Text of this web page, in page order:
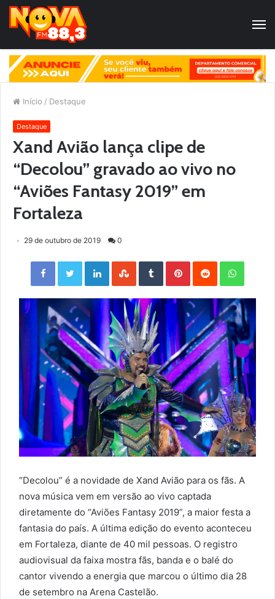
Início / Destaque
Destaque
Xand Avião lança clipe de
“Decolou” gravado ao vivo no
“Aviões Fantasy 2019” em
Fortaleza
29 de outubro de 2019 0
Facebook Twitter LinkedIn StumbleUpon Tumblr Pinterest Reddit
“Decolou” é a novidade de Xand Avião para os fãs. A
nova música vem em versão ao vivo captada
diretamente do “Aviões Fantasy 2019”, a maior festa a
fantasia do país. A última edição do evento aconteceu
em Fortaleza, diante de 40 mil pessoas. O registro
audiovisual da faixa mostra fãs, banda e o balé do
cantor vivendo a energia que marcou o último dia 28
de setembro na Arena Castelão.